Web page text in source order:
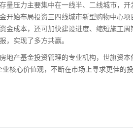
压力主要集中在一线半、二线城市，开
开始布局投资三四线城市新型购物中心
金成本，还可加快建设进度、缩短施工
，实现了多方共赢。
产基金投资管理的专业机构，世旗资本
业核心价值观，不断在市场上寻求更佳的